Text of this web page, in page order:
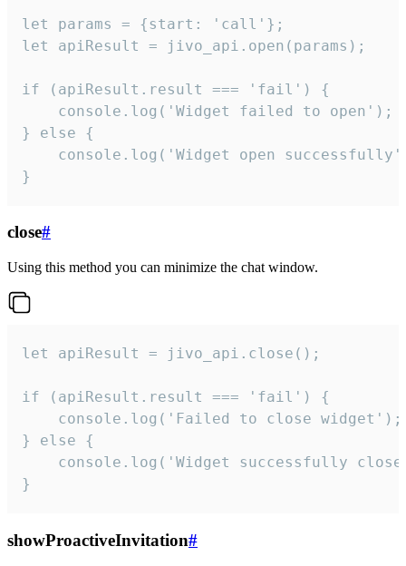
let params = {start: 'call'};
let apiResult = jivo_api.open(params);
if (apiResult.result === 'fail') {
    console.log('Widget failed to open');
} else {
console.log('Widget open
}
close#
Using this method you can minimize the chat window.
let apiResult = jivo_api.close();
if (apiResult.result === 'fail') {
    console.log('Failed to close widget');
} else {
console.log('Widget successfully
}
showProactiveInvitation#